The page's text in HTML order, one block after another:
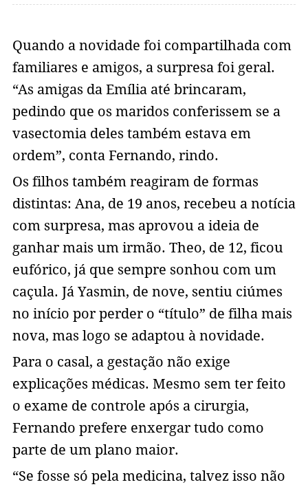
Quando a novidade foi compartilhada com
familiares e amigos, a surpresa foi geral.
“As amigas da Emília até brincaram,
pedindo que os maridos conferissem se a
vasectomia deles também estava em
ordem”, conta Fernando, rindo.
Os filhos também reagiram de formas
distintas: Ana, de 19 anos, recebeu a notícia
com surpresa, mas aprovou a ideia de
ganhar mais um irmão. Theo, de 12, ficou
eufórico, já que sempre sonhou com um
caçula. Já Yasmin, de nove, sentiu ciúmes
no início por perder o “título” de filha mais
nova, mas logo se adaptou à novidade.
Para o casal, a gestação não exige
explicações médicas. Mesmo sem ter feito
o exame de controle após a cirurgia,
Fernando prefere enxergar tudo como
parte de um plano maior.
“Se fosse só pela medicina, talvez isso não